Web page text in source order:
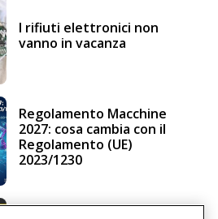
I rifiuti elettronici non
vanno in vacanza
Regolamento Macchine
2027: cosa cambia con il
Regolamento (UE)
2023/1230